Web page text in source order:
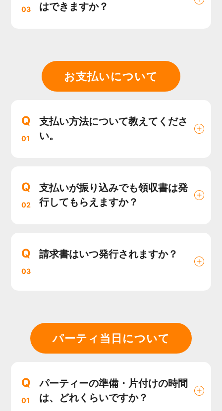
03
はできますか？
お支払いについて
Q
01
支払い方法について教えてくださ
い。
Q
02
支払いが振り込みでも領収書は発
行してもらえますか？
Q
03
請求書はいつ発行されますか？
パーティ当日について
Q
01
パーティーの準備・片付けの時間
は、どれくらいですか？